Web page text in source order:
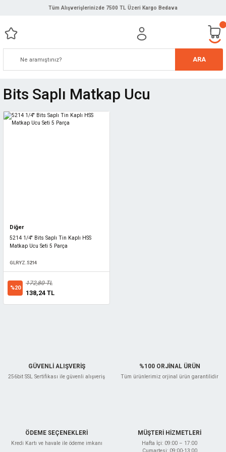
Tüm Alışverişlerinizde 7500 TL Üzeri Kargo Bedava
ARA
Bits Saplı Matkap Ucu
Diğer
5214 1/4'' Bits Saplı Tin Kaplı HSS
Matkap Ucu Seti 5 Parça
GLRYZ.5214
%20
172,80 TL
138,24 TL
GÜVENLİ ALIŞVERİŞ
256bit SSL Sertifikası ile güvenli alışveriş
%100 ORJİNAL ÜRÜN
Tüm ürünlerimiz orjinal ürün garantilidir
ÖDEME SEÇENEKLERİ
Kredi Kartı ve havale ile ödeme imkanı
MÜŞTERİ HİZMETLERİ
Hafta İçi: 09:00 – 17:00
Cumartesi: 09:00-13:00